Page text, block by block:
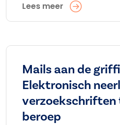
Lees meer
Mails aan de
Elektronisch
verzoekschriften
beroep